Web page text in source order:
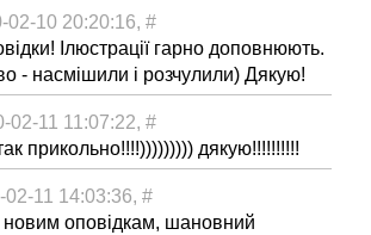
02-10 20:20:16, #
Ілюстрації гарно доповнюють.
- насмішили і розчулили) Дякую!
02-11 11:07:22, #
прикольно!!!!))))))))) дякую!!!!!!!!!!
02-11 14:03:36, #
оповідкам, шановний